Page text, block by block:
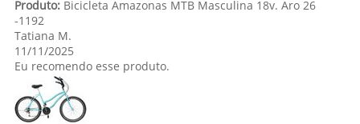
Produto:Bicicleta Amazonas MTB Masculina 18v. Aro 26
-1192
Tatiana M.
11/11/2025
Eu recomendo esse produto.